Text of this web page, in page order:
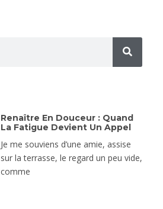
Renaître En Douceur : Quand
La Fatigue Devient Un Appel
Je me souviens d’une amie, assise
sur la terrasse, le regard un peu vide,
comme